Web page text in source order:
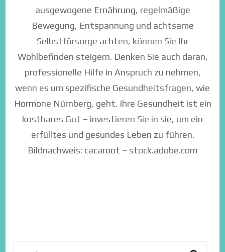
ausgewogene Ernährung, regelmäßige
Bewegung, Entspannung und achtsame
Selbstfürsorge achten, können Sie Ihr
Wohlbefinden steigern. Denken Sie auch daran,
professionelle Hilfe in Anspruch zu nehmen,
wenn es um spezifische Gesundheitsfragen, wie
Hormone Nürnberg, geht. Ihre Gesundheit ist ein
kostbares Gut – investieren Sie in sie, um ein
erfülltes und gesundes Leben zu führen.
Bildnachweis: cacaroot – stock.adobe.com